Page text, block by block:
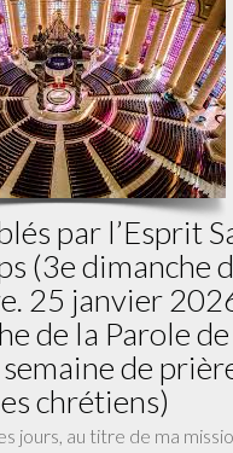
par l’Esprit
(3e dimanche
25 janvier
de la Parole
de
chrétiens)
jours, au titre de ma